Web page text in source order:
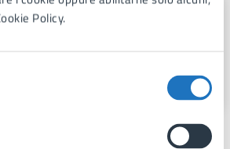
Policy.
Grandi Eventi e
Margarito, 1, 74024